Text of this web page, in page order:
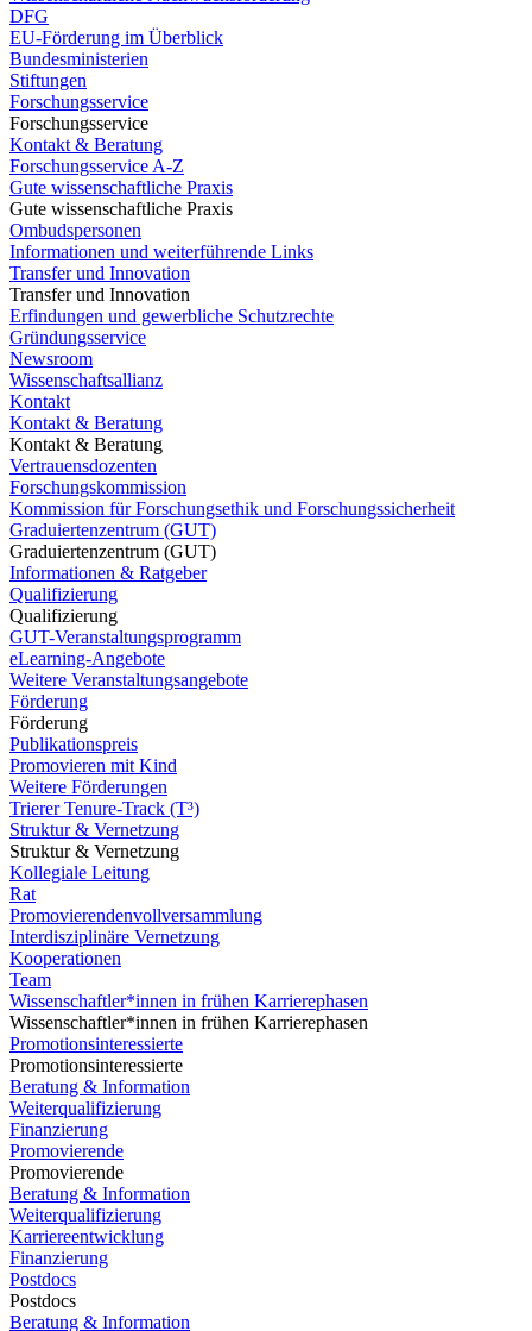
DFG
EU-Förderung im Überblick
Bundesministerien
Stiftungen
Forschungsservice
Forschungsservice
Kontakt & Beratung
Forschungsservice A-Z
Gute wissenschaftliche Praxis
Gute wissenschaftliche Praxis
Ombudspersonen
Informationen und weiterführende Links
Transfer und Innovation
Transfer und Innovation
Erfindungen und gewerbliche Schutzrechte
Gründungsservice
Newsroom
Wissenschaftsallianz
Kontakt
Kontakt & Beratung
Kontakt & Beratung
Vertrauensdozenten
Forschungskommission
Kommission für Forschungsethik und Forschungssicherheit
Graduiertenzentrum (GUT)
Graduiertenzentrum (GUT)
Informationen & Ratgeber
Qualifizierung
Qualifizierung
GUT-Veranstaltungsprogramm
eLearning-Angebote
Weitere Veranstaltungsangebote
Förderung
Förderung
Publikationspreis
Promovieren mit Kind
Weitere Förderungen
Trierer Tenure-Track (T³)
Struktur & Vernetzung
Struktur & Vernetzung
Kollegiale Leitung
Rat
Promovierendenvollversammlung
Interdisziplinäre Vernetzung
Kooperationen
Team
Wissenschaftler*innen in frühen Karrierephasen
Wissenschaftler*innen in frühen Karrierephasen
Promotionsinteressierte
Promotionsinteressierte
Beratung & Information
Weiterqualifizierung
Finanzierung
Promovierende
Promovierende
Beratung & Information
Weiterqualifizierung
Karriereentwicklung
Finanzierung
Postdocs
Postdocs
Beratung & Information